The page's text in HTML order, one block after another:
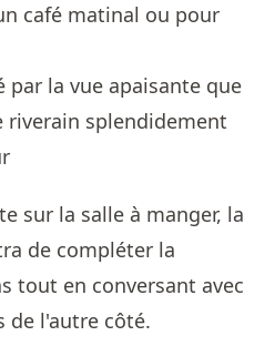
café matinal ou pour
sur la salle à manger, la
de compléter la
tout en conversant avec
de l'autre côté.